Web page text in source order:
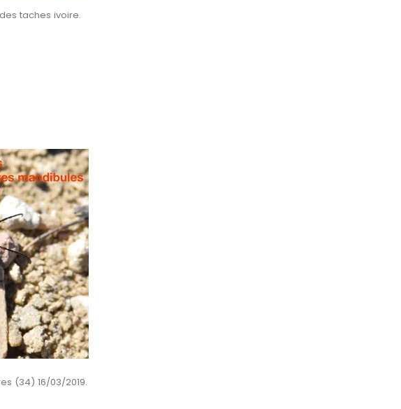
taches ivoire.
(34) 16/03/2019.